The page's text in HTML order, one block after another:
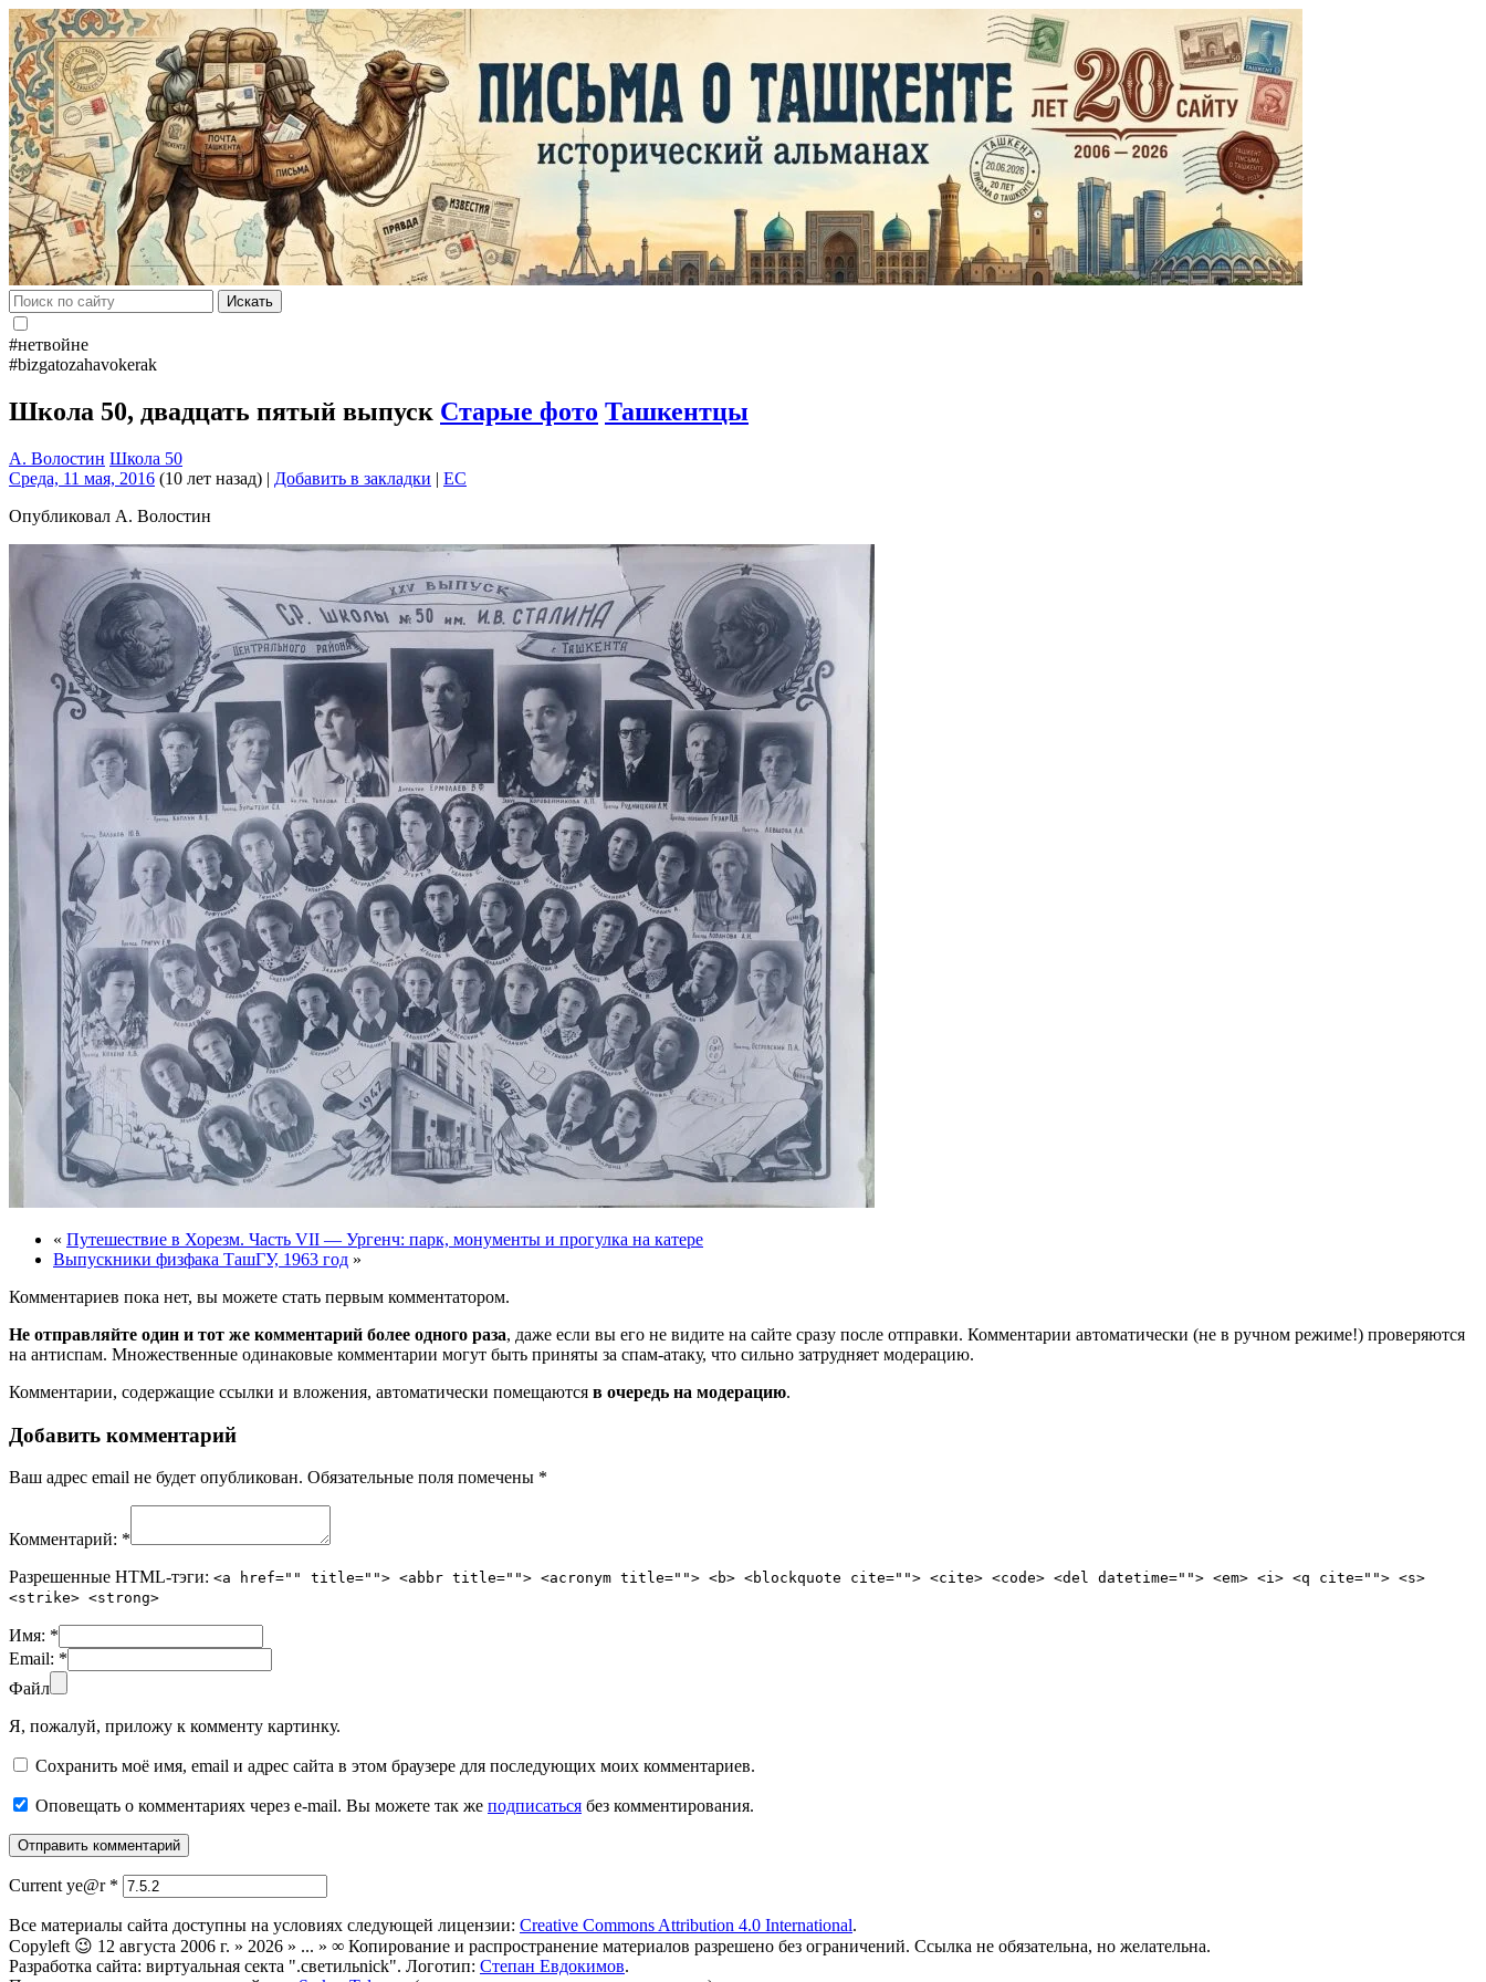
Искать
#нетвойне
#bizgatozahavokerak
Школа 50, двадцать пятый выпуск Старые фото Ташкентцы
А. Волостин Школа 50
Среда, 11 мая, 2016 (10 лет назад) | Добавить в закладки | EC
Опубликовал А. Волостин
« Путешествие в Хорезм. Часть VII — Ургенч: парк, монументы и прогулка на катере
Выпускники физфака ТашГУ, 1963 год »
Комментариев пока нет, вы можете стать первым комментатором.
Не отправляйте один и тот же комментарий более одного раза, даже если вы его не видите на сайте сразу после отправки. Комментарии автоматически (не в ручном режиме!) проверяются
на антиспам. Множественные одинаковые комментарии могут быть приняты за спам-атаку, что сильно затрудняет модерацию.
Комментарии, содержащие ссылки и вложения, автоматически помещаются в очередь на модерацию.
Добавить комментарий
Ваш адрес email не будет опубликован. Обязательные поля помечены *
Комментарий: *
Разрешенные HTML-тэги: <a href="" title=""> <abbr title=""> <acronym title=""> <b> <blockquote cite=""> <cite> <code> <del datetime=""> <em> <i> <q cite=""> <s>
<strike> <strong>
Имя: *
Email: *
Файл
Я, пожалуй, приложу к комменту картинку.
Сохранить моё имя, email и адрес сайта в этом браузере для последующих моих комментариев.
Оповещать о комментариях через e-mail. Вы можете так же подписаться без комментирования.
Current ye@r *
Все материалы сайта доступны на условиях следующей лицензии: Creative Commons Attribution 4.0 International.
Copyleft 😉 12 августа 2006 г. » 2026 » ... » ∞ Копирование и распространение материалов разрешено без ограничений. Ссылка не обязательна, но желательна.
Разработка сайта: виртуальная секта ".светильnick". Логотип: Степан Евдокимов.